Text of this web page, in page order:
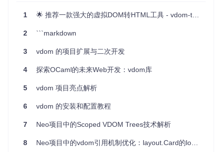
在自定义事件和DOM事件之间进行交互时
定框架的属性白名单中
项目特点
统一的工作模式。
性。
数。
真实的DOM节点，方便测试和开发。
1 🌟 推荐一款强大的虚拟DOM转HTML工具 - vdom-to-html
2 ```markdown
3 vdom 的项目扩展与二次开发
4 探索OCaml的未来Web开发：vdom库
5 vdom 项目亮点解析
6 vdom 的安装和配置教程
7 Neo项目中的Scoped VDOM Trees技术解析
8 Neo项目中的vdom引用机制优化：layout.Card的loadModule实现解析